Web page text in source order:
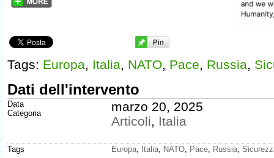
Tags: Europa, Italia, NATO, Pace, Russia,
Dati dell'intervento
Data
Categoria
marzo 20, 2025
Articoli, Italia
Tags Europa, Italia, NATO, Pace, Russia,